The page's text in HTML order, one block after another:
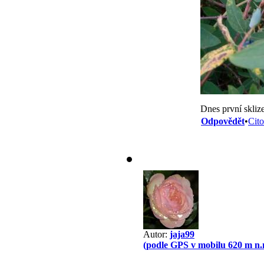
Dnes první
Odpovědět•
Autor: jaja99
(podle GPS v mobilu 620 m